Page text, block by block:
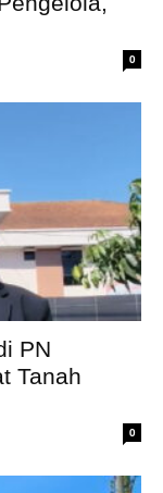
0
PN
Tanah
0